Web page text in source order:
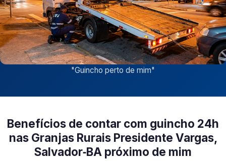
"Guincho perto de mim"
Benefícios de contar com guincho 24h
nas Granjas Rurais Presidente Vargas,
Salvador‑BA próximo de mim